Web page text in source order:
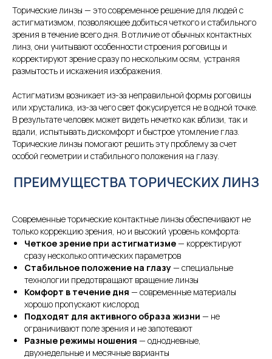
Торические линзы — это современное решение для людей с
астигматизмом, позволяющее добиться четкого и стабильного
зрения в течение всего дня. В отличие от обычных контактных
линз, они учитывают особенности строения роговицы и
корректируют зрение сразу по нескольким осям, устраняя
размытость и искажения изображения.
Астигматизм возникает из-за неправильной формы роговицы
или хрусталика, из-за чего свет фокусируется не в одной точке.
В результате человек может видеть нечетко как вблизи, так и
вдали, испытывать дискомфорт и быстрое утомление глаз.
Торические линзы помогают решить эту проблему за счет
особой геометрии и стабильного положения на глазу.
ПРЕИМУЩЕСТВА ТОРИЧЕСКИХ ЛИНЗ
Современные торические контактные линзы обеспечивают не
только коррекцию зрения, но и высокий уровень комфорта:
Четкое зрение при астигматизме— корректируют
сразу несколько оптических параметров
Стабильное положение на глазу— специальные
технологии предотвращают вращение линзы
Комфорт в течение дня — современные материалы
хорошо пропускают кислород
Подходят для активного образа жизни — не
ограничивают поле зрения и не запотевают
Разные режимы ношения — однодневные,
двухнедельные и месячные варианты